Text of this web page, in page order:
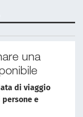
una
di viaggio
e